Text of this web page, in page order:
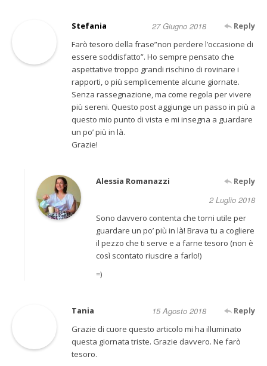
Stefania Reply
27 Giugno 2018
Farò tesoro della frase”non perdere l’occasione di
essere soddisfatto”. Ho sempre pensato che
aspettative troppo grandi rischino di rovinare i
rapporti, o più semplicemente alcune giornate.
Senza rassegnazione, ma come regola per vivere
più sereni. Questo post aggiunge un passo in più a
questo mio punto di vista e mi insegna a guardare
un po’ più in là.
Grazie!
Alessia Romanazzi Reply
2 Luglio 2018
Sono davvero contenta che torni utile per
guardare un po’ più in là! Brava tu a cogliere
il pezzo che ti serve e a farne tesoro (non è
così scontato riuscire a farlo!)
=)
Tania Reply
15 Agosto 2018
Grazie di cuore questo articolo mi ha illuminato
questa giornata triste. Grazie davvero. Ne farò
tesoro.